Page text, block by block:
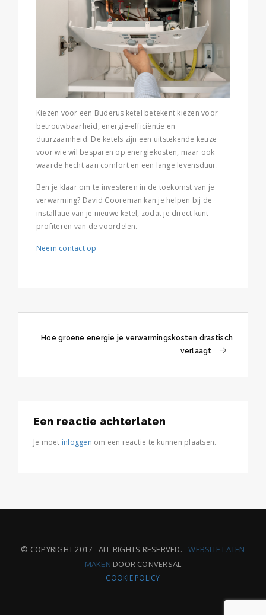
Kiezen voor een Buderus ketel betekent kiezen voor
betrouwbaarheid, energie-efficiëntie en
duurzaamheid. De ketels zijn een uitstekende keuze
voor wie wil besparen op energiekosten, maar ook
waarde hecht aan comfort en een lange levensduur.
Ben je klaar om te investeren in de toekomst van je
verwarming? David Cooreman kan je helpen bij de
installatie van je nieuwe ketel, zodat je direct kunt
profiteren van de voordelen.
Neem contact op
Post
Hoe groene energie je verwarmingskosten drastisch
verlaagt
Een reactie achterlaten
Je moet inloggen om een reactie te kunnen plaatsen.
© COPYRIGHT 2017 - ALL RIGHTS RESERVED. -WEBSITE LATEN
MAKEN DOOR CONVERSAL
COOKIE POLICY